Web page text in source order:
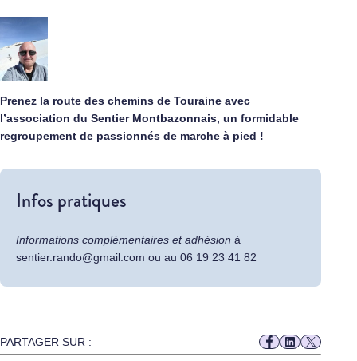
Prenez la route des chemins de Touraine avec
l’association du Sentier Montbazonnais, un formidable
regroupement de passionnés de marche à pied !
Infos pratiques
Informations complémentaires et adhésion à
sentier.rando@gmail.com ou au 06 19 23 41 82
PARTAGER SUR :